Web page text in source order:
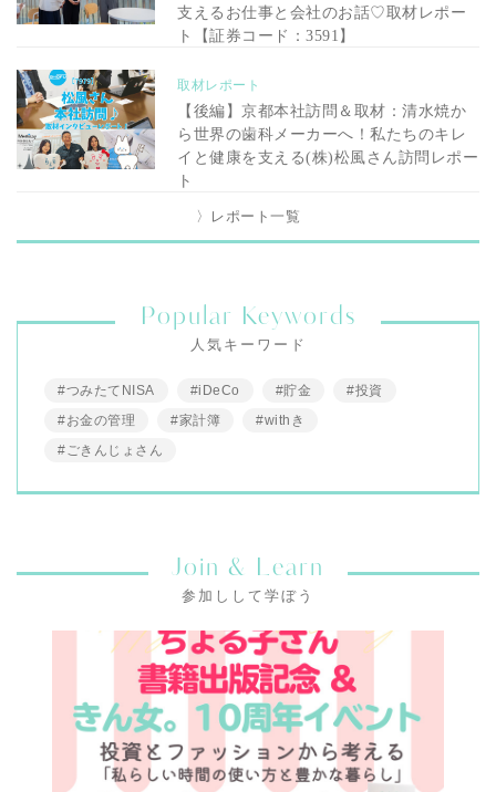
支えるお仕事と会社のお話♡取材レポー
ト【証券コード：3591】
取材レポート
【後編】京都本社訪問＆取材：清水焼か
ら世界の歯科メーカーへ！私たちのキレ
イと健康を支える(株)松風さん訪問レポー
ト
〉レポート一覧
Popular Keywords
人気キーワード
#つみたてNISA #iDeCo #貯金
#投資
#お金の管理
#家計簿
#withき
#ごきんじょさん
Join & Learn
参加しして学ぼう